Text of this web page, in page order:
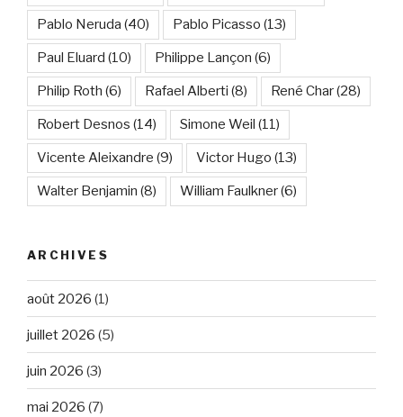
Pablo Neruda (40) Pablo Picasso (13)
Paul Eluard (10) Philippe Lançon (6)
Philip Roth (6) Rafael Alberti (8) René Char(28)
Robert Desnos (14) Simone Weil (11)
Vicente Aleixandre (9) Victor Hugo (13)
Walter Benjamin (8) William Faulkner(6)
ARCHIVES
août 2026 (1)
juillet 2026 (5)
juin 2026 (3)
mai 2026 (7)